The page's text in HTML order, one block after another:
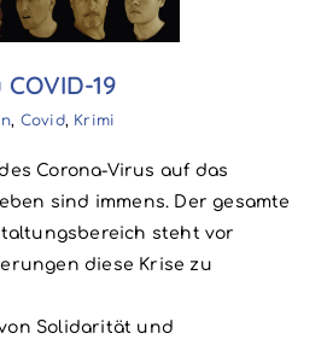
19
, Covid, Krimi
Corona-Virus auf das
sind immens. Der gesamte
steht vor
diese Krise zu
Solidarität und